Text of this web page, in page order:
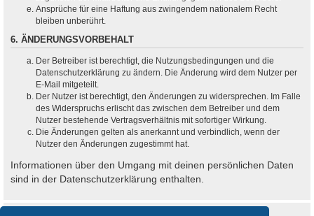
Ansprüche für eine Haftung aus zwingendem nationalem Recht
bleiben unberührt.
6. ÄNDERUNGSVORBEHALT
Der Betreiber ist berechtigt, die Nutzungsbedingungen und die
Datenschutzerklärung zu ändern. Die Änderung wird dem Nutzer per
E-Mail mitgeteilt.
Der Nutzer ist berechtigt, den Änderungen zu widersprechen. Im Falle
des Widerspruchs erlischt das zwischen dem Betreiber und dem
Nutzer bestehende Vertragsverhältnis mit sofortiger Wirkung.
Die Änderungen gelten als anerkannt und verbindlich, wenn der
Nutzer den Änderungen zugestimmt hat.
Informationen über den Umgang mit deinen persönlichen Daten
sind in der Datenschutzerklärung enthalten.